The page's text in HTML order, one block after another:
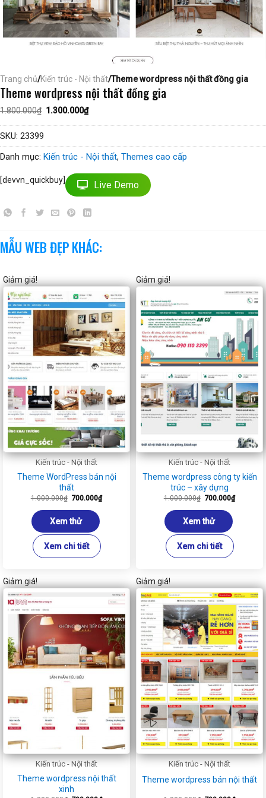
Trang chủ/Kiến trúc - Nội thất/Theme wordpress nội thất đồng gia
Theme wordpress nội thất đồng gia
1.800.000₫ Giá
là:
1.300.000₫Giá
hiện
tại
SKU: 23399
Danh mục: Kiến trúc - Nội thất, Themes cao cấp
[devvn_quickbuy] Live Demo
MẪU WEB ĐẸP KHÁC:
Giảm giá!
Kiến trúc - Nội thất
Theme WordPress bán nội
thất
1.000.000₫ Giá
là:
1.000.000₫.
700.000₫Giá
hiện
Xem thử
Xem chi tiết
Giảm giá!
Kiến trúc - Nội thất
Theme wordpress công ty kiến
trúc – xây dựng
1.000.000₫ Giá
là:
1.000.000₫.
700.000₫Giá
hiện
Xem thử
Xem chi tiết
Giảm giá!
Kiến trúc - Nội thất
Theme wordpress nội thất
xinh
Giảm giá!
Kiến trúc - Nội thất
Theme wordpress bán nội thất